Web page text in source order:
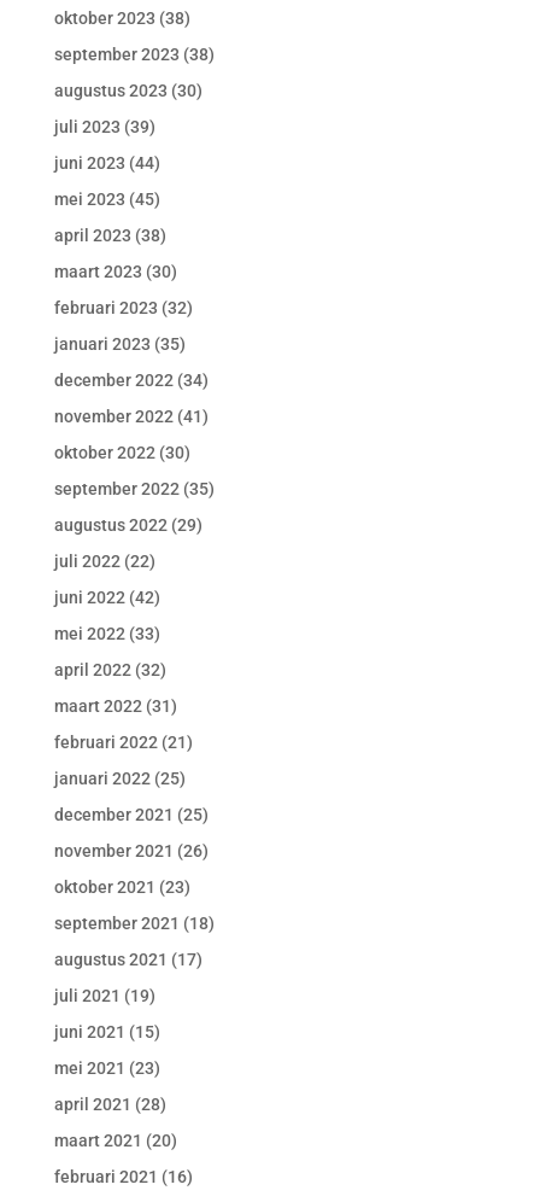
oktober 2023 (38)
september 2023 (38)
augustus 2023 (30)
juli 2023 (39)
juni 2023 (44)
mei 2023 (45)
april 2023 (38)
maart 2023 (30)
februari 2023 (32)
januari 2023 (35)
december 2022(34)
november 2022(41)
oktober 2022(30)
september 2022(35)
augustus 2022(29)
juli 2022(22)
juni 2022(42)
mei 2022(33)
april 2022(32)
maart 2022(31)
februari 2022(21)
januari 2022(25)
december 2021 (25)
november 2021 (26)
oktober 2021 (23)
september 2021 (18)
augustus 2021 (17)
juli 2021 (19)
juni 2021 (15)
mei 2021 (23)
april 2021 (28)
maart 2021 (20)
februari 2021 (16)